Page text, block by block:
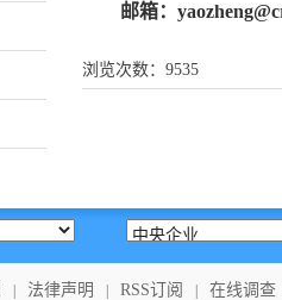
邮箱：
浏览次数： 9535
法律声明 RSS订阅 在线调查